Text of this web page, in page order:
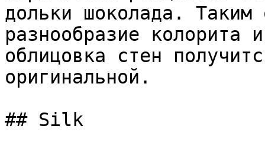
дольки шоколада. Таким
разнообразие
облицовка стен
оригинальной.
## Silk